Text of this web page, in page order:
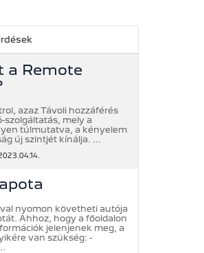
a Remote
azaz Távoli hozzáférés
szolgáltatás, mely a
túlmutatva, a kényelem
új szintjét kínálja. ...
nyomon követheti autója
Ahhoz, hogy a főoldalon
jelenjenek meg, a
van szükség: -